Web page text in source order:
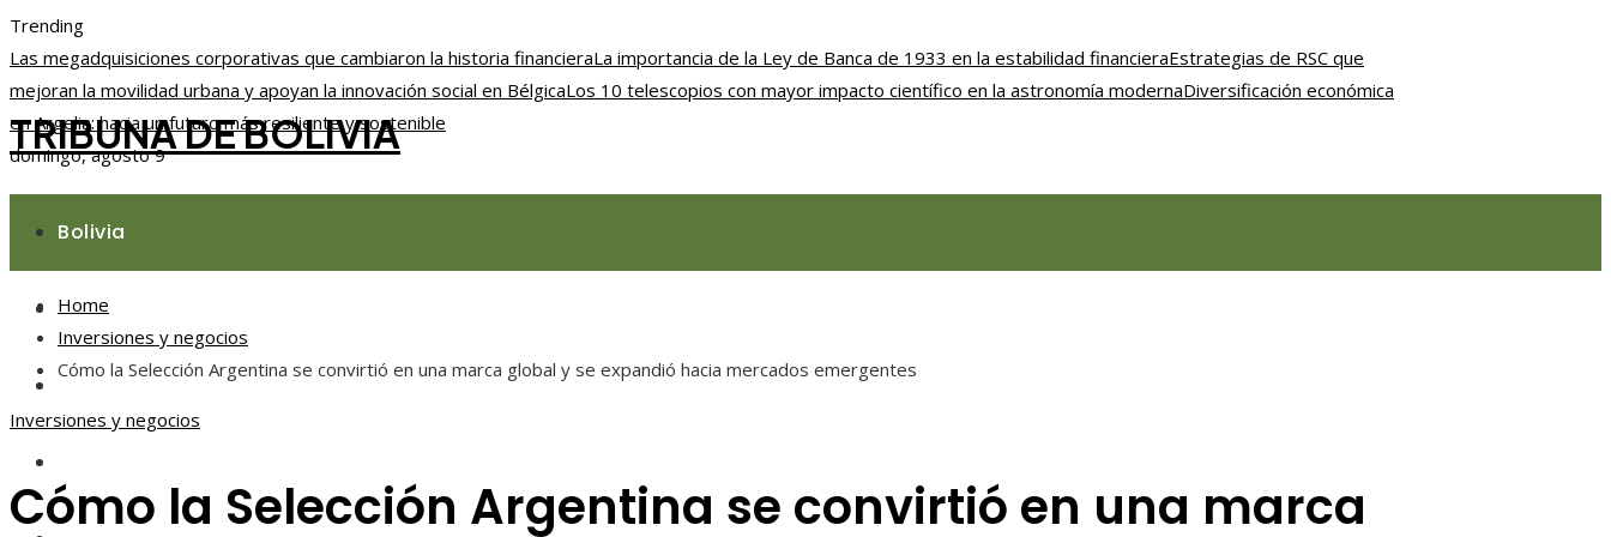
Trending
Las megadquisiciones corporativas que cambiaron la historia financieraLa importancia de la Ley de Banca de 1933 en la estabilidad financieraEstrategias de RSC que
mejoran la movilidad urbana y apoyan la innovación social en BélgicaLos 10 telescopios con mayor impacto científico en la astronomía modernaDiversificación económica
en Argelia: hacia un futuro más resiliente y sostenible
domingo, agosto 9
TRIBUNA DE BOLIVIA
Bolivia
Responsabilidad social
Ciencia y tecnología
Home
Inversiones y negocios
Cómo la Selección Argentina se convirtió en una marca global y se expandió hacia mercados emergentes
Inversiones y negocios
Cómo la Selección Argentina se convirtió en una marca